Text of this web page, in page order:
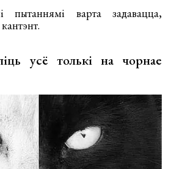
пытаннямі варта задавацца,
усё толькі на чорнае